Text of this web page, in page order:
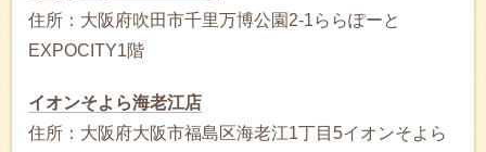
住所：大阪府吹田市千里万博公園2-1ららぽーと
EXPOCITY1階
イオンそよら海老江店
住所：大阪府大阪市福島区海老江1丁目5イオンそよら